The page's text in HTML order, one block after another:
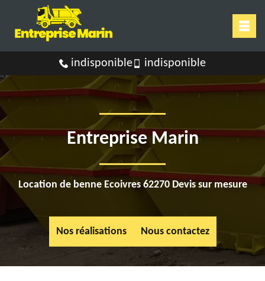
indisponible indisponible
Entreprise Marin
Location de benne Ecoivres 62270 Devis sur mesure
Nos réalisations Nous contactez